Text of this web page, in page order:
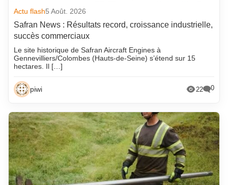
Actu flash5 Août. 2026
Safran News : Résultats record, croissance industrielle,
succès commerciaux
Le site historique de Safran Aircraft Engines à
Gennevilliers/Colombes (Hauts-de-Seine) s’étend sur 15
hectares. Il […]
piwi 22 0